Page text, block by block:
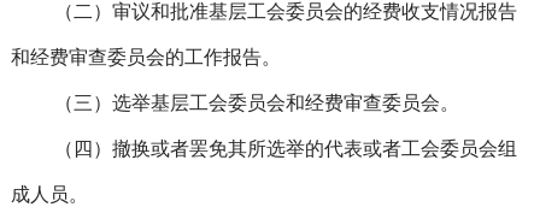
（二）审议和批准基层工会委员会的经费收支情况报告
和经费审查委员会的工作报告。
（三）选举基层工会委员会和经费审查委员会。
（四）撤换或者罢免其所选举的代表或者工会委员会组
成人员。